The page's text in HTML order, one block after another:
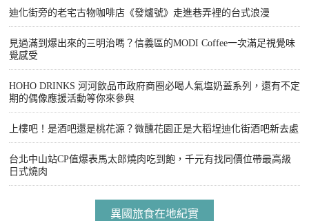
迪化街旁的老宅古物咖啡店《發爐號》走進巷弄裡的台式浪漫
見過滿到爆出來的三明治嗎？信義區的MODI Coffee一次滿足視覺味
覺感受
HOHO DRINKS 河河飲品市政府商圈必喝人氣塩奶蓋系列，還有不定
期的偶像應援活動等你來參與
上樓吧！是酒吧還是桃花源？微醺花園正是大稻埕迪化街酒吧新去處
台北中山站CP值爆表馬太郎燒肉吃到飽，千元有找同價位帶最高級
日式燒肉
異國旅食在地紀實